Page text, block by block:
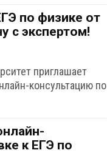
по физике от
с экспертом!
приглашает
консультацию по
к ЕГЭ по